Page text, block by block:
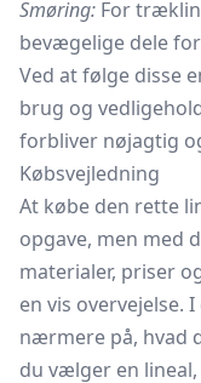
Smøring: For
bevægelige dele
Ved at følge disse
brug og
forbliver nøjagtig
Købsvejledning
At købe den rette
opgave, men med
materialer, priser
en vis overvejelse.
nærmere på, hvad
du vælger en